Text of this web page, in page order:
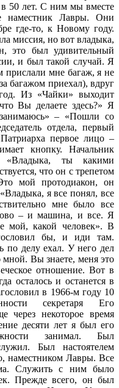
50 лет. С ним мы вместе
наместник Лавры. Они
где-то, к Новому году.
миссия, но вот владыка,
это был удивительный
и был такой случай. Я
прислали мне багаж, я не
багажом приехал), вдруг
Из «Чайки» выходит
Вы делаете здесь?» Я
– «Пошли со
отдела, первый
первое лицо –
кнопку. Начальник
«Владыка, ты какими
что он с трепетом
мой протодиакон, он
я все понял, все
мне было все
– и машина, и все. Я
мой, какой человек». В
бы, и иди там.
по делу ехал. У него дел
Вы знаете, меня это
отношение. Вот в
осталось и останется в
в 1966-м году 10
секретаря Его
через некоторое время
десяти лет я был его
занимал. Был
Был настоятелем
наместником Лавры. Все
Служить с ним было
Прежде всего, он был